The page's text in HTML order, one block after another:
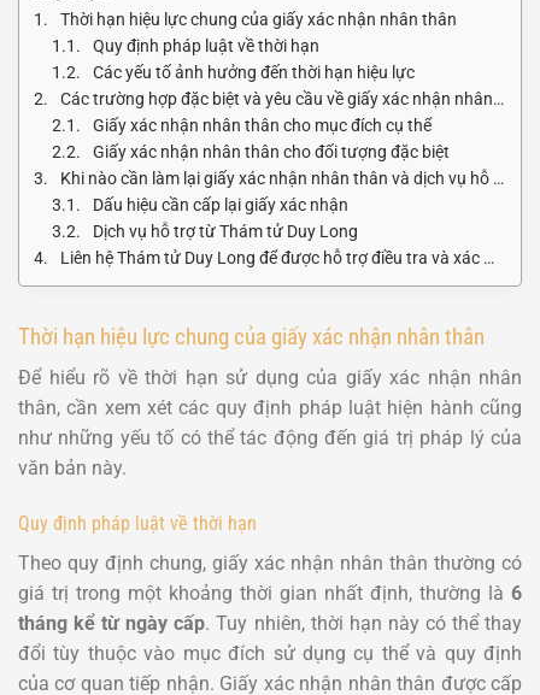
Thời hạn hiệu lực chung của giấy xác nhận nhân thân
Quy định pháp luật về thời hạn
Các yếu tố ảnh hưởng đến thời hạn hiệu lực
Các trường hợp đặc biệt và yêu cầu về giấy xác nhận nhân thân
Giấy xác nhận nhân thân cho mục đích cụ thể
Giấy xác nhận nhân thân cho đối tượng đặc biệt
Khi nào cần làm lại giấy xác nhận nhân thân và dịch vụ hỗ trợ
Dấu hiệu cần cấp lại giấy xác nhận
Dịch vụ hỗ trợ từ Thám tử Duy Long
Liên hệ Thám tử Duy Long để được hỗ trợ điều tra và xác minh thông tin
Thời hạn hiệu lực chung của giấy xác nhận nhân thân
Để hiểu rõ về thời hạn sử dụng của giấy xác nhận nhân
thân, cần xem xét các quy định pháp luật hiện hành cũng
như những yếu tố có thể tác động đến giá trị pháp lý của
văn bản này.
Quy định pháp luật về thời hạn
Theo quy định chung, giấy xác nhận nhân thân thường có
giá trị trong một khoảng thời gian nhất định, thường là 6
tháng kể từ ngày cấp. Tuy nhiên, thời hạn này có thể thay
đổi tùy thuộc vào mục đích sử dụng cụ thể và quy định
của cơ quan tiếp nhận. Giấy xác nhận nhân thân được cấp